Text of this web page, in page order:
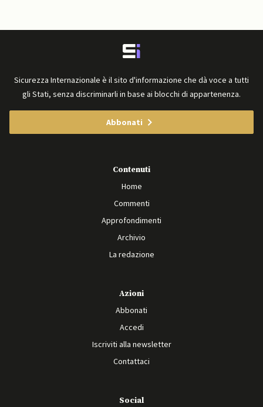
Sicurezza Internazionale è il sito d'informazione che dà voce a tutti
gli Stati, senza discriminarli in base ai blocchi di appartenenza.
Abbonati
Contenuti
Home
Commenti
Approfondimenti
Archivio
La redazione
Azioni
Abbonati
Accedi
Iscriviti alla newsletter
Contattaci
Social